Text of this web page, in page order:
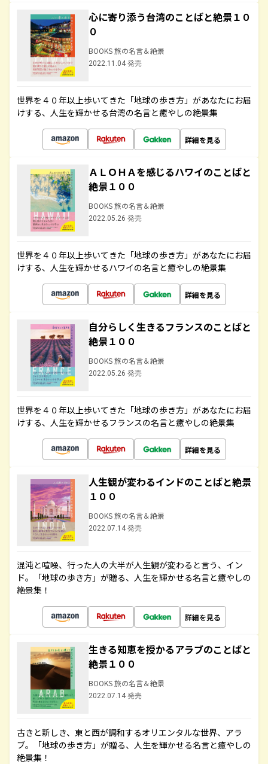
心に寄り添う台湾のことばと絶景１０
０
BOOKS 旅の名言＆絶景
2022.11.04 発売
世界を４０年以上歩いてきた「地球の歩き方」があなたにお届
けする、人生を輝かせる台湾の名言と癒やしの絶景集
詳細を見る
ＡＬＯＨＡを感じるハワイのことばと
絶景１００
BOOKS 旅の名言＆絶景
2022.05.26 発売
世界を４０年以上歩いてきた「地球の歩き方」があなたにお届
けする、人生を輝かせるハワイの名言と癒やしの絶景集
詳細を見る
自分らしく生きるフランスのことばと
絶景１００
BOOKS 旅の名言＆絶景
2022.05.26 発売
世界を４０年以上歩いてきた「地球の歩き方」があなたにお届
けする、人生を輝かせるフランスの名言と癒やしの絶景集
詳細を見る
人生観が変わるインドのことばと絶景
１００
BOOKS 旅の名言＆絶景
2022.07.14 発売
混沌と喧噪、行った人の大半が人生観が変わると言う、イン
ド。「地球の歩き方」が贈る、人生を輝かせる名言と癒やしの
絶景集！
詳細を見る
生きる知恵を授かるアラブのことばと
絶景１００
BOOKS 旅の名言＆絶景
2022.07.14 発売
古きと新しき、東と西が調和するオリエンタルな世界、アラ
ブ。「地球の歩き方」が贈る、人生を輝かせる名言と癒やしの
絶景集！